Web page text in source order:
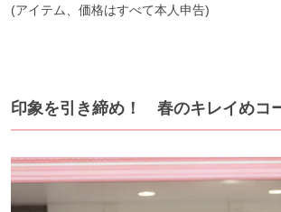
(アイテム、価格はすべて本人申告)
印象を引き締め！ 春のキレイめコ